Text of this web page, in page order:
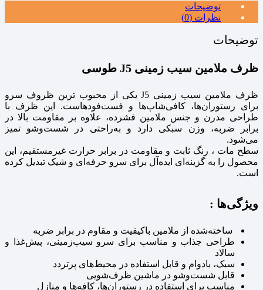
توضیحات
نظرات (0)
توضیحات
ظرف ملامین سیب زمینی J5 طوسی
ظرف ملامین سیب زمینی J5 یکی از محبوب‌ ترین ظروف سرو
برای رستوران‌ها، کافی‌شاپ‌ها و فست‌فودهاست. این ظرف با
طراحی مدرن و جنس ملامین فشرده، علاوه بر مقاومت بالا در
برابر ضربه، وزن سبکی دارد و به‌راحتی در شست‌وشو تمیز
می‌شود.
سطح مات ، رنگ ثابت و مقاومت در برابر حرارت غیرمستقیم، این
محصول را به گزینه‌ای ایده‌آل برای سرو حرفه‌ای و شیک تبدیل کرده
است.
ویژگی‌ها :
ساخته‌شده از ملامین باکیفیت و مقاوم در برابر ضربه
طراحی جذاب و مناسب برای سرو سیب‌زمینی، پیش‌غذا و
سالاد
سبک، بادوام و قابل استفاده در محیط‌های پرتردد
قابل شست‌وشو در ماشین ظرف‌شویی
مناسب برای استفاده در رستوران‌ها، کافه‌ها و منازل